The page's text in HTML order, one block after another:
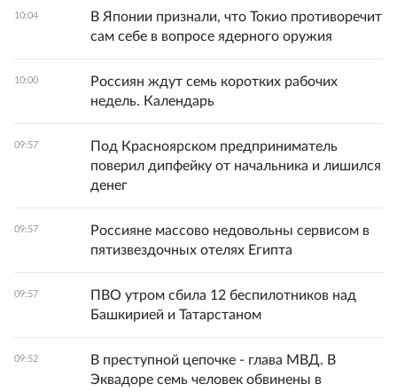
10:04
В Японии признали, что Токио противоречит
сам себе в вопросе ядерного оружия
10:00
Россиян ждут семь коротких рабочих
недель. Календарь
09:57
Под Красноярском предприниматель
поверил дипфейку от начальника и лишился
денег
09:57
Россияне массово недовольны сервисом в
пятизвездочных отелях Египта
09:57
ПВО утром сбила 12 беспилотников над
Башкирией и Татарстаном
09:52
В преступной цепочке - глава МВД. В
Эквадоре семь человек обвинены в